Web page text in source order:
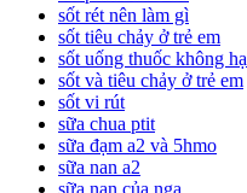
sốt rét nên làm gì
sốt tiêu chảy ở trẻ em
sốt uống thuốc không hạ
sốt và tiêu chảy ở trẻ em
sốt vi rút
sữa chua ptit
sữa đạm a2 và 5hmo
sữa nan a2
sữa nan của nga